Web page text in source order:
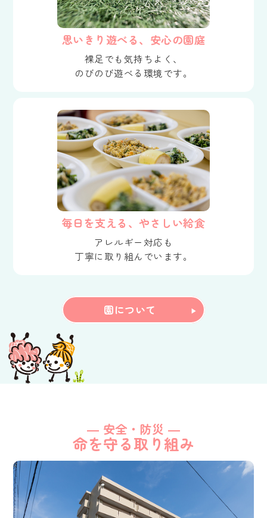
思いきり遊べる、安心の園庭
裸足でも気持ちよく、
のびのび遊べる環境です。
毎日を支える、やさしい給食
アレルギー対応も
丁寧に取り組んでいます。
園について
― 安全・防災 ―
命を守る取り組み